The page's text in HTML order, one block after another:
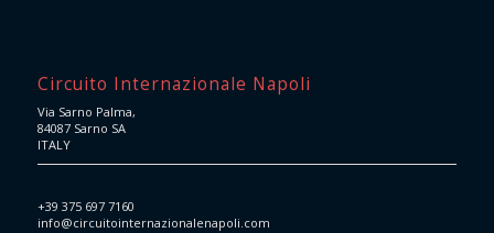
Circuito Internazionale Napoli
Via Sarno Palma,
84087 Sarno SA
ITALY
+39 375 697 7160
info@circuitointernazionalenapoli.com